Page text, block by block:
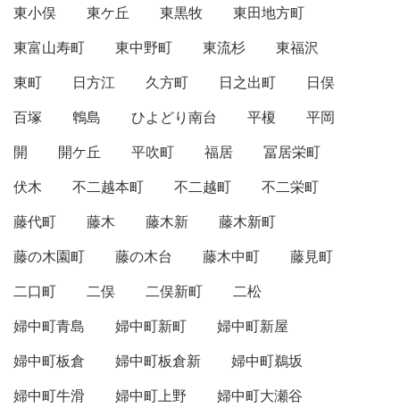
東小俣 東ケ丘 東黒牧
東田地方町
東富山寿町
東中野町 東流杉
東福沢
東町
日方江 久方町 日之出町
日俣
百塚
鵯島 ひよどり南台 平榎
平岡
開
開ケ丘 平吹町 福居
冨居栄町
伏木
不二越本町 不二越町
不二栄町
藤代町
藤木 藤木新
藤木新町
藤の木園町
藤の木台 藤木中町
藤見町
二口町
二俣 二俣新町
二松
婦中町青島
婦中町新町
婦中町新屋
婦中町板倉
婦中町板倉新
婦中町鵜坂
婦中町牛滑
婦中町上野
婦中町大瀬谷